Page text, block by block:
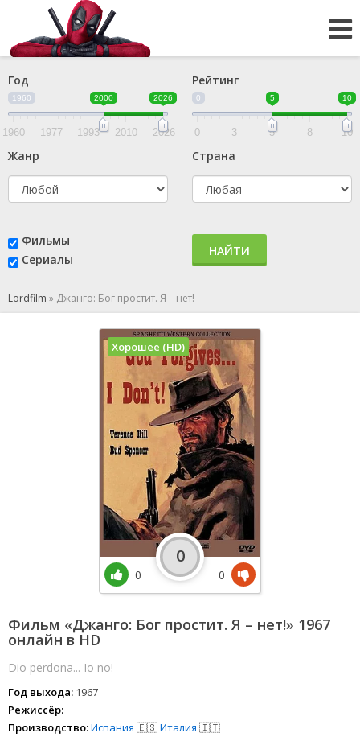
Год
1960 2000 2026
1960 1977 1993 2010 2026
Рейтинг
0 5 10
0 3 5 8 10
Жанр Страна
Фильмы
Сериалы
НАЙТИ
Lordfilm » Джанго: Бог простит. Я – нет!
Фильм «Джанго: Бог простит. Я – нет!» 1967
онлайн в HD
Dio perdona... Io no!
Год выхода: 1967
Режиссёр:
Производство:Испания 🇪🇸Италия 🇮🇹
Хорошее (HD)
0
0
0